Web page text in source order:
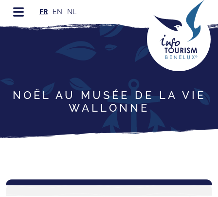
FR EN NL
NOËL AU MUSÉE DE LA VIE
WALLONNE